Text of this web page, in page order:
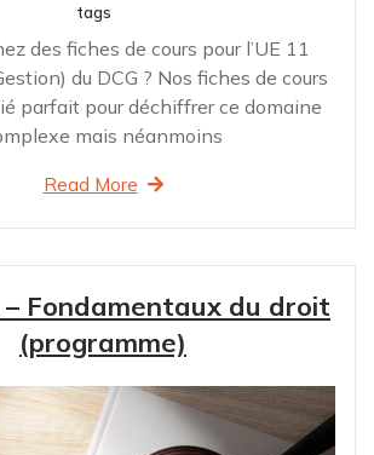
tags
des fiches de cours pour l’UE 11
du DCG ? Nos fiches de cours
parfait pour déchiffrer ce domaine
mais néanmoins
Read More
– Fondamentaux du droit
(programme)